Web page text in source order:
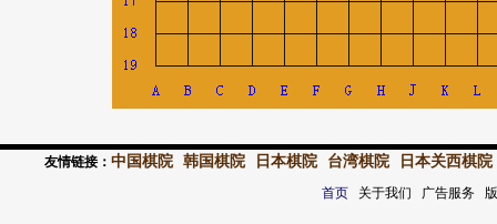
友情链接： 中国棋院 韩国棋院 日本棋院 台湾棋院 日本关西棋院
首页关于我们 广告服务